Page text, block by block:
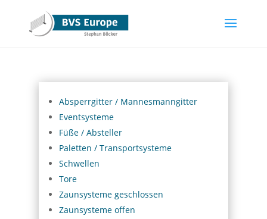
Absperrgitter / Mannesmanngitter
Eventsysteme
Füße / Absteller
Paletten / Transportsysteme
Schwellen
Tore
Zaunsysteme geschlossen
Zaunsysteme offen